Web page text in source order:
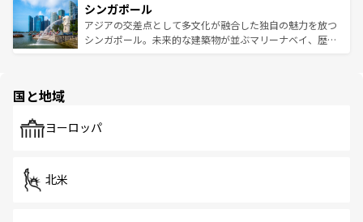
参照してほしい。
激する。気候は一年中温暖で、どの季節にも異なる楽しみ
が待っている。親しみやすいタイの人々、仏教を中心とし
た文化、そして多様な観光資源が、訪れる旅人を魅了し続
み、どこを訪れても感動するはず。観光スポットが密集し
ており、効率よく見どころを回れるのも魅力。息をのむよ
うな絶景から文化的な体験まで、香港を存分に楽しみ尽く
シンガポール
アジアの交差点として多文化が融合した独自の魅力を放つ
シンガポール。未来的な建築物が並ぶマリーナベイ、歴史
で、ホーカーズは地元の風情を楽しめる外せないスポット
国と地域
ヨーロッパ
北米